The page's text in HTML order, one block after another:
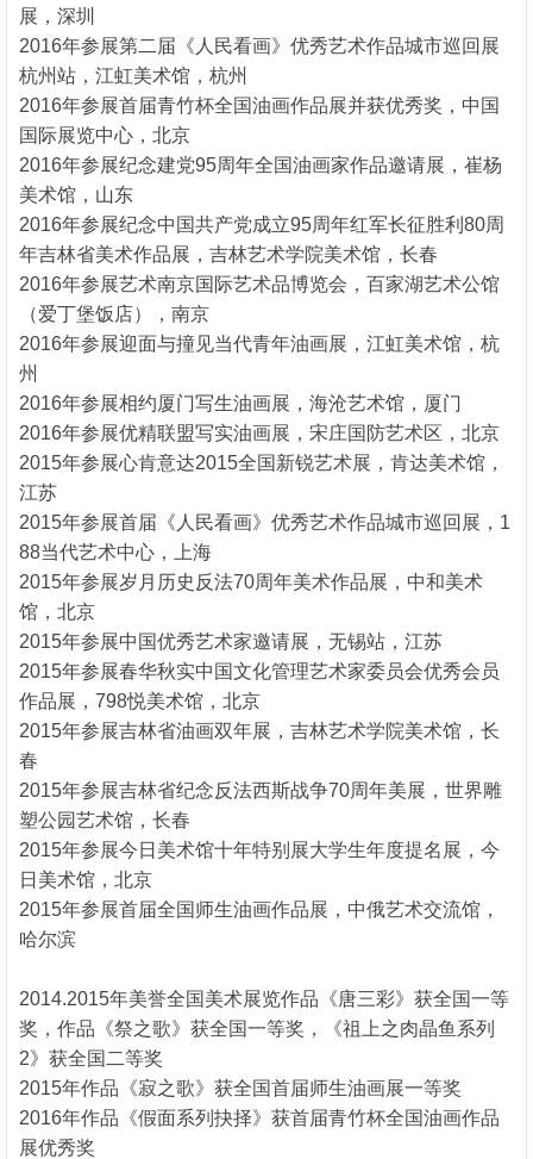
展，深圳
2016年参展第二届《人民看画》优秀艺术作品城市巡回展
杭州站，江虹美术馆，杭州
2016年参展首届青竹杯全国油画作品展并获优秀奖，中国
国际展览中心，北京
2016年参展纪念建党95周年全国油画家作品邀请展，崔杨
美术馆，山东
2016年参展纪念中国共产党成立95周年红军长征胜利80周
年吉林省美术作品展，吉林艺术学院美术馆，长春
2016年参展艺术南京国际艺术品博览会，百家湖艺术公馆
（爱丁堡饭店），南京
2016年参展迎面与撞见当代青年油画展，江虹美术馆，杭
州
2016年参展相约厦门写生油画展，海沧艺术馆，厦门
2016年参展优精联盟写实油画展，宋庄国防艺术区，北京
2015年参展心肯意达2015全国新锐艺术展，肯达美术馆，
江苏
2015年参展首届《人民看画》优秀艺术作品城市巡回展，1
88当代艺术中心，上海
2015年参展岁月历史反法70周年美术作品展，中和美术
馆，北京
2015年参展中国优秀艺术家邀请展，无锡站，江苏
2015年参展春华秋实中国文化管理艺术家委员会优秀会员
作品展，798悦美术馆，北京
2015年参展吉林省油画双年展，吉林艺术学院美术馆，长
春
2015年参展吉林省纪念反法西斯战争70周年美展，世界雕
塑公园艺术馆，长春
2015年参展今日美术馆十年特别展大学生年度提名展，今
日美术馆，北京
2015年参展首届全国师生油画作品展，中俄艺术交流馆，
哈尔滨
2014.2015年美誉全国美术展览作品《唐三彩》获全国一等
奖，作品《祭之歌》获全国一等奖，《祖上之肉晶鱼系列
2》获全国二等奖
2015年作品《寂之歌》获全国首届师生油画展一等奖
2016年作品《假面系列抉择》获首届青竹杯全国油画作品
展优秀奖